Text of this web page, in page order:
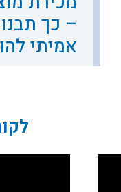
– כך
אמיתי